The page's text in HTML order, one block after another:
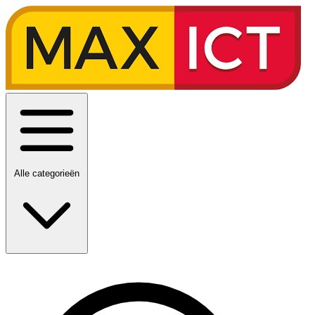
Alle categorieën